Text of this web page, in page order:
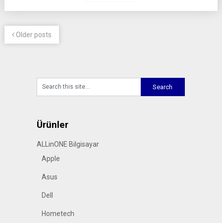
Older posts
Ürünler
ALLinONE Bilgisayar
Apple
Asus
Dell
Hometech